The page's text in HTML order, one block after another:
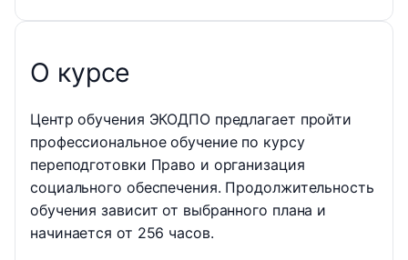
О курсе
Центр обучения ЭКОДПО предлагает пройти
профессиональное обучение по курсу
переподготовки Право и организация
социального обеспечения. Продолжительность
обучения зависит от выбранного плана и
начинается от 256 часов.